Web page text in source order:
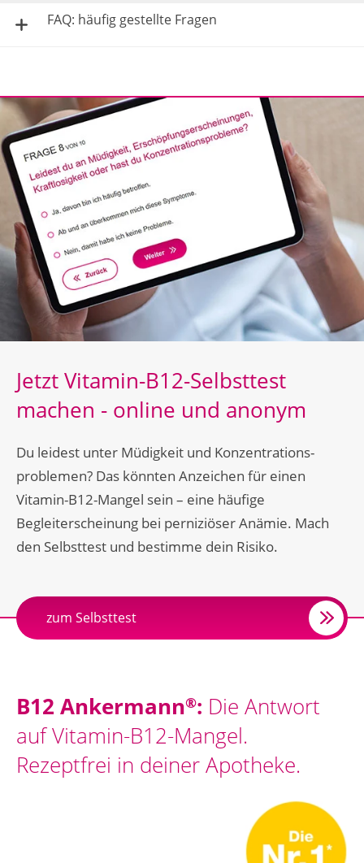
FAQ: häufig gestellte Fragen
Jetzt Vitamin-B12-Selbsttest
machen - online und anonym
Du leidest unter Müdigkeit und Konzentrations­
problemen? Das könnten Anzeichen für einen
Vitamin-B12-Mangel sein – eine häufige
Begleiterscheinung bei perniziöser Anämie. Mach
den Selbsttest und bestimme dein Risiko.
zum Selbsttest
B12 Ankermann®: Die Antwort
auf Vitamin-B12-Mangel.
Rezeptfrei in deiner Apotheke.